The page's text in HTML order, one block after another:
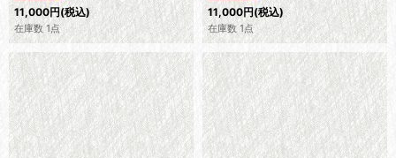
11,000円(税込)
在庫数 1点
11,000円(税込)
在庫数 1点